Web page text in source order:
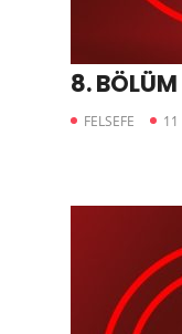
8.
FELSEFE 11